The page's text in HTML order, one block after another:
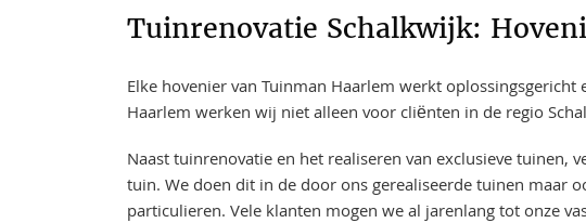
Tuinrenovatie Schalkwijk:
Elke hovenier van Tuinman Haarlem werkt
Haarlem werken wij niet alleen voor cliënten in de regio
Naast tuinrenovatie en het realiseren van exclusieve tuinen,
tuin. We doen dit in de door ons gerealiseerde tuinen maar
particulieren. Vele klanten mogen we al jarenlang tot onze